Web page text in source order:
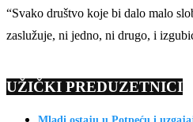
“Svako društvo koje bi dalo malo
zaslužuje, ni jedno, ni drugo, i
UŽIČKI PREDUZETNICI